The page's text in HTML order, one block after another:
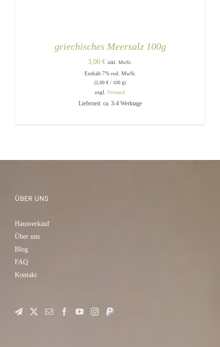
DETAILS
griechisches Meersalz 100g
3,00 € inkl. MwSt.
Enthält 7% red. MwSt.
(2,00 € / 100 g)
zzgl. Versand
Lieferzeit: ca. 3-4 Werktage
ÜBER UNS
Hausverkauf
Über uns
Blog
FAQ
Kontakt